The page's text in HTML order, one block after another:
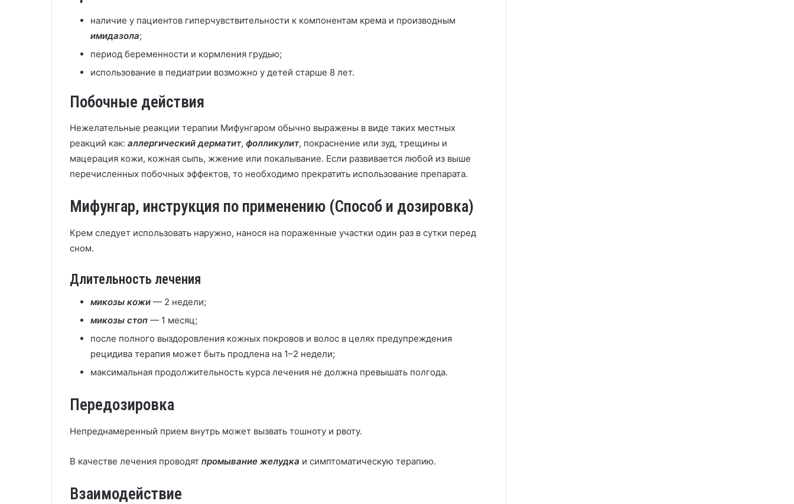
наличие у пациентов гиперчувствительности к компонентам крема и производным
имидазола;
период беременности и кормления грудью;
использование в педиатрии возможно у детей старше 8 лет.
Побочные действия
Нежелательные реакции терапии Мифунгаром обычно выражены в виде таких местных
реакций как: аллергический дерматит, фолликулит, покраснение или зуд, трещины и
мацерация кожи, кожная сыпь, жжение или покалывание. Если развивается любой из выше
перечисленных побочных эффектов, то необходимо прекратить использование препарата.
Мифунгар, инструкция по применению (Способ и дозировка)
Крем следует использовать наружно, нанося на пораженные участки один раз в сутки перед
сном.
Длительность лечения
микозы кожи — 2 недели;
микозы стоп — 1 месяц;
после полного выздоровления кожных покровов и волос в целях предупреждения
рецидива терапия может быть продлена на 1–2 недели;
максимальная продолжительность курса лечения не должна превышать полгода.
Передозировка
Непреднамеренный прием внутрь может вызвать тошноту и рвоту.
В качестве лечения проводят промывание желудка и симптоматическую терапию.
Взаимодействие